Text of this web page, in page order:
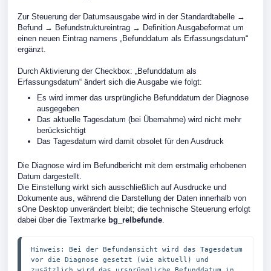
Zur Steuerung der Datumsausgabe wird in der Standardtabelle →
Befund → Befundstruktureintrag → Definition Ausgabeformat um
einen neuen Eintrag namens „Befunddatum als Erfassungsdatum“
ergänzt.
Durch Aktivierung der Checkbox: „Befunddatum als
Erfassungsdatum“ ändert sich die Ausgabe wie folgt:
Es wird immer das ursprüngliche Befunddatum der Diagnose
ausgegeben
Das aktuelle Tagesdatum (bei Übernahme) wird nicht mehr
berücksichtigt
Das Tagesdatum wird damit obsolet für den Ausdruck
Die Diagnose wird im Befundbericht mit dem erstmalig erhobenen
Datum dargestellt.
Die Einstellung wirkt sich ausschließlich auf Ausdrucke und
Dokumente aus, während die Darstellung der Daten innerhalb von
sOne Desktop unverändert bleibt; die technische Steuerung erfolgt
dabei über die Textmarke bg_relbefunde.
Hinweis: Bei der Befundansicht wird das Tagesdatum
vor die Diagnose gesetzt (wie aktuell) und